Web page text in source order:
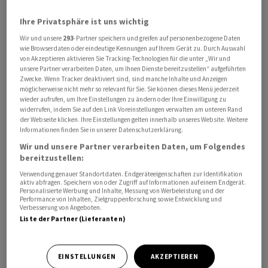
Die Sprecherin des Weissen Hauses, Karine Jean-Pierre,
sagte am Montag in Washington zur Einsetzung eines
Sonderermittlers für Untersuchungen gegen Hunter
Biden, das Justizministerium unter Biden arbeite
generell vollkommen unabhängig und ohne jede
politische Einflussnahme aus der Regierungszentrale.
Mit Blick auf Hunter Biden sagte sie lediglich, der
Präsident liebe seinen Sohn und sei "stolz darauf, dass
er seine Sucht überwunden hat und sich ein neues
Leben aufbaut". Mehr habe sie zu dem Fall nicht zu
sagen.
Gegen Hunter Biden laufen bereits seit mehreren
Jahren Ermittlungen, unter anderem wegen möglicher
Ihre Privatsphäre ist uns wichtig
Wir und unsere 293-Partner speichern und greifen auf personenbezogene Daten
wie Browserdaten oder eindeutige Kennungen auf Ihrem Gerät zu. Durch Auswahl
von Akzeptieren aktivieren Sie Tracking-Technologien für die unter „Wir und
unsere Partner verarbeiten Daten, um Ihnen Dienste bereitzustellen“ aufgeführten
Zwecke. Wenn Tracker deaktiviert sind, sind manche Inhalte und Anzeigen
möglicherweise nicht mehr so relevant für Sie. Sie können dieses Menü jederzeit
wieder aufrufen, um Ihre Einstellungen zu ändern oder Ihre Einwilligung zu
widerrufen, indem Sie auf den Link Voreinstellungen verwalten am unteren Rand
der Webseite klicken. Ihre Einstellungen gelten innerhalb unseres Website. Weitere
Informationen finden Sie in unserer Datenschutzerklärung.
Wir und unsere Partner verarbeiten Daten, um Folgendes
bereitzustellen:
Verwendung genauer Standortdaten. Endgeräteeigenschaften zur Identifikation
aktiv abfragen. Speichern von oder Zugriff auf Informationen auf einem Endgerät.
Personalisierte Werbung und Inhalte, Messung von Werbeleistung und der
Performance von Inhalten, Zielgruppenforschung sowie Entwicklung und
Verbesserung von Angeboten.
Liste der Partner (Lieferanten)
EINSTELLUNGEN AKZEPTIEREN